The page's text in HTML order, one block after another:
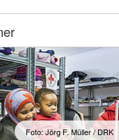
Foto: Jörg F. Müller / DRK